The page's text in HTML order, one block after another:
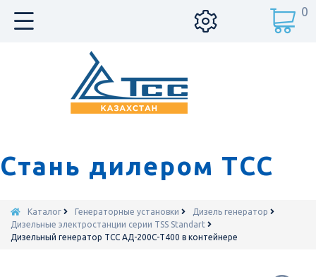
Стань дилером ТСС
0
Каталог Генераторные установки
Дизель генератор
Дизельные электростанции серии TSS Standart
Дизельный генератор ТСС АД-200С-Т400 в контейнере